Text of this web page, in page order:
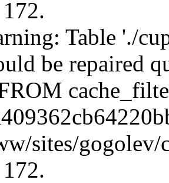
Table './
be repaired
sites/gogolev/